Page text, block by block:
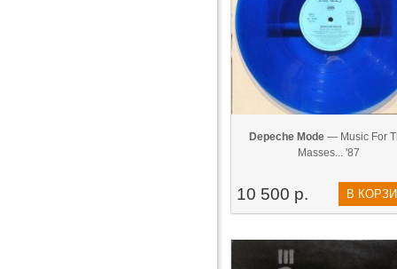
Depeche Mode— Music For
Masses... '87
10 500 р. В